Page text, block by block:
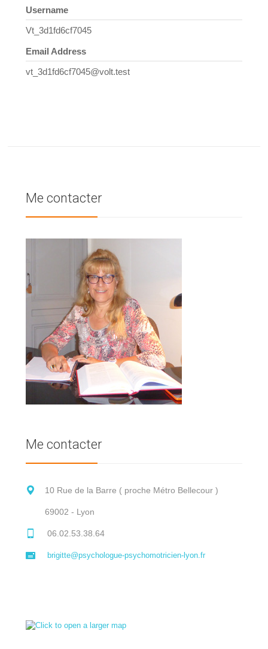
Username
Vt_3d1fd6cf7045
Email Address
vt_3d1fd6cf7045@volt.test
Me contacter
Me contacter
10 Rue de la Barre ( proche Métro Bellecour )
69002 - Lyon
06.02.53.38.64
brigitte@psychologue-psychomotricien-lyon.fr